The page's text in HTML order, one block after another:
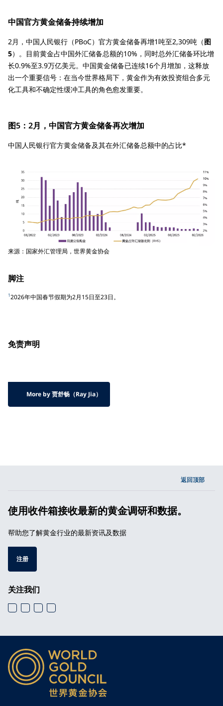
中国官方黄金储备持续增加
2月，中国人民银行（PBoC）官方黄金储备再增1吨至2,309吨（图
5）。目前黄金占中国外汇储备总额的10%，同时总外汇储备环比增
长0.9%至3.9万亿美元。中国黄金储备已连续16个月增加，这释放
出一个重要信号：在当今世界格局下，黄金作为有效投资组合多元
化工具和不确定性缓冲工具的角色愈发重要。
图5：2月，中国官方黄金储备再次增加
中国人民银行官方黄金储备及其在外汇储备总额中的占比*
来源：国家外汇管理局，世界黄金协会
脚注
12026年中国春节假期为2月15日至23日。
免责声明
More by 贾舒畅（Ray Jia）
返回顶部
使用收件箱接收最新的黄金调研和数据。
帮助您了解黄金行业的最新资讯及数据
注册
关注我们